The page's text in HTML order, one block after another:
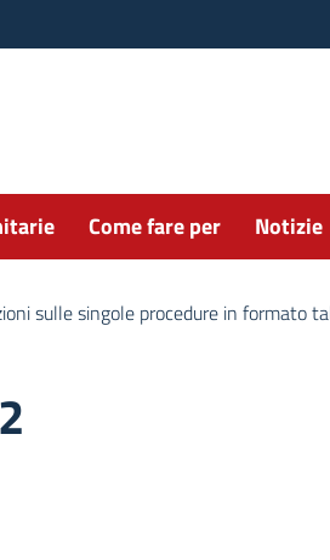
Come fare per Notizie
sulle singole procedure in formato